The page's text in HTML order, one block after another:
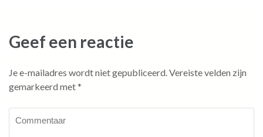
Geef een reactie
Je e-mailadres wordt niet gepubliceerd.Vereiste velden zijn
gemarkeerd met*